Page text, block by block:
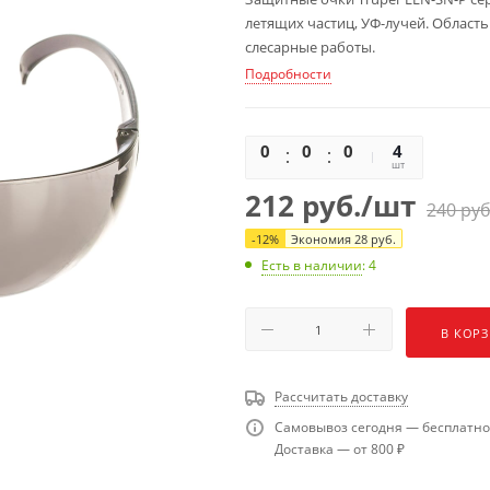
летящих частиц, УФ-лучей.
слесарные работы.
Подробности
0 0 0 04
шт
212 руб./шт 240
-12% Экономия 28 руб.
Есть в наличии: 4
В
Рассчитать доставку
Самовывоз сегодня — бесплатно
Доставка — от 800 ₽